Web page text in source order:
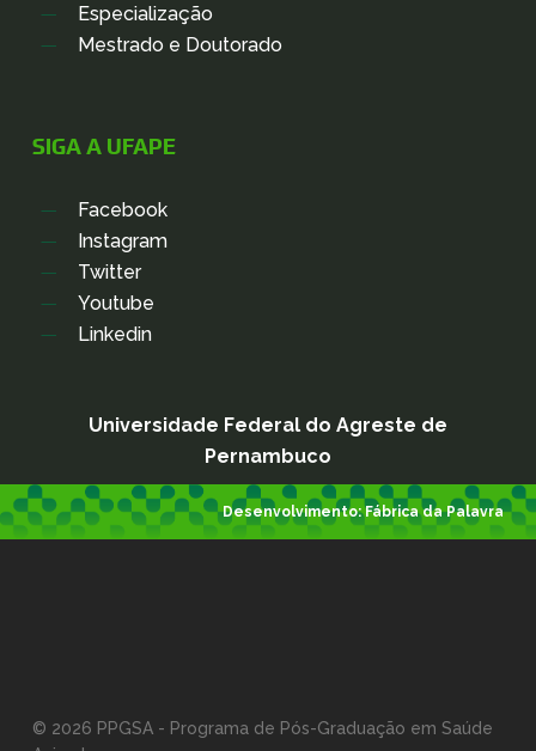
Especialização
Mestrado e Doutorado
SIGA A UFAPE
Facebook
Instagram
Twitter
Youtube
Linkedin
Universidade Federal do Agreste de
Pernambuco
Desenvolvimento:Fábrica da Palavra
© 2026 PPGSA - Programa de Pós-Graduação em Saúde